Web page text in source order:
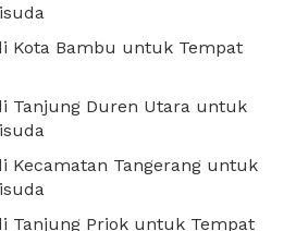
Kota Bambu untuk Tempat
Tanjung Duren Utara untuk
Kecamatan Tangerang untuk
Tanjung Priok untuk Tempat